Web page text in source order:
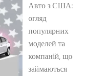
Авто з США:
огляд
популярних
моделей та
компаній, що
займаються